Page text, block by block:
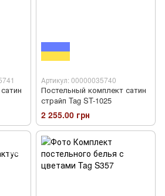
Артикул: 00000035740
Постельный комплект сатин
страйп Tag ST-1025
2 255.00 грн